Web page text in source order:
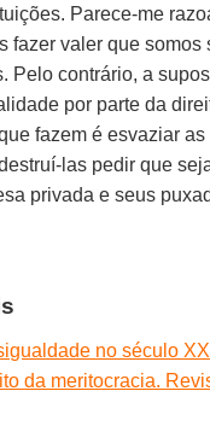
Parece-me
fazer valer que somos
Pelo contrário, a
por parte da
fazem é esvaziar
las pedir que
privada e seus
no século
da meritocracia.